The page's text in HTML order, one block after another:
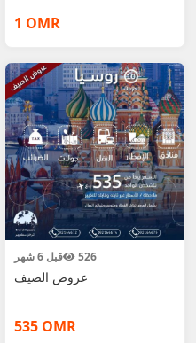
1 OMR
قبل 6 شهر 526
عروض الصيف
535 OMR